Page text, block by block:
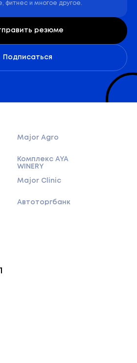
фитнес и многое другое.
резюме
Подписаться
Major Agro
Комплекс AYA
WINERY
Major Clinic
Автоторгбанк